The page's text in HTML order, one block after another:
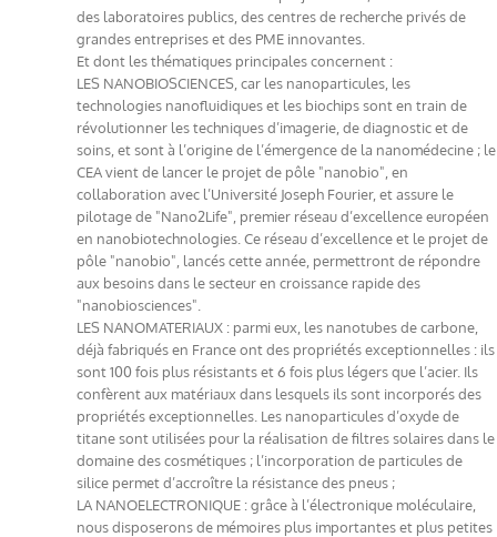
des laboratoires publics, des centres de recherche privés de
grandes entreprises et des PME innovantes.
Et dont les thématiques principales concernent :
LES NANOBIOSCIENCES, car les nanoparticules, les
technologies nanofluidiques et les biochips sont en train de
révolutionner les techniques d’imagerie, de diagnostic et de
soins, et sont à l’origine de l’émergence de la nanomédecine ; le
CEA vient de lancer le projet de pôle "nanobio", en
collaboration avec l’Université Joseph Fourier, et assure le
pilotage de "Nano2Life", premier réseau d’excellence européen
en nanobiotechnologies. Ce réseau d’excellence et le projet de
pôle "nanobio", lancés cette année, permettront de répondre
aux besoins dans le secteur en croissance rapide des
"nanobiosciences".
LES NANOMATERIAUX : parmi eux, les nanotubes de carbone,
déjà fabriqués en France ont des propriétés exceptionnelles : ils
sont 100 fois plus résistants et 6 fois plus légers que l’acier. Ils
confèrent aux matériaux dans lesquels ils sont incorporés des
propriétés exceptionnelles. Les nanoparticules d’oxyde de
titane sont utilisées pour la réalisation de filtres solaires dans le
domaine des cosmétiques ; l’incorporation de particules de
silice permet d’accroître la résistance des pneus ;
LA NANOELECTRONIQUE : grâce à l’électronique moléculaire,
nous disposerons de mémoires plus importantes et plus petites